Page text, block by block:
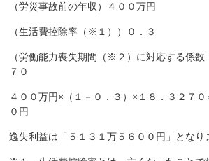
（労災事故前の年収）４００万円
（生活費控除率（※１））０．３
（労働能力喪失期間（※２）に対応する係
７０
４００万円×（１－０．３）×１８．３２７
０円
逸失利益は「５１３１万５６００円」となり